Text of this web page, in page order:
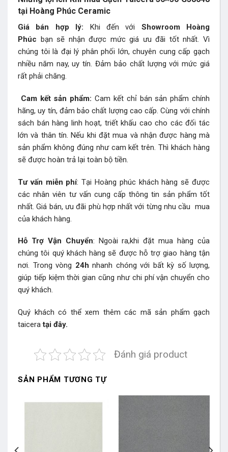
tại Hoàng Phúc Ceramic
Giá bán hợp lý: Khi đến với Showroom Hoàng
Phúc bạn sẽ nhận được mức giá ưu đãi tốt nhất. Vì
chúng tôi là đại lý phân phối lớn, chuyên cung cấp gạch
nhiều năm nay, uy tín. Đảm bảo chất lượng với mức giá
rất phải chăng.
Cam kết sản phẩm: Cam kết chỉ bán sản phẩm chính
hãng, uy tín, đảm bảo chất lượng cao cấp. Cùng với chính
sách bán hàng linh hoạt, triết khấu cao cho các đối tác
lớn và thân tín. Nếu khi đặt mua và nhận được hàng mà
sản phẩm không đúng như cam kết trên. Thì khách hàng
sẽ được hoàn trả lại toàn bộ tiền.
Tư vấn miễn phí: Tại Hoàng phúc khách hàng sẽ được
các nhân viên tư vấn cung cấp thông tin sản phẩm tốt
nhất. Giá bán, ưu đãi phù hợp nhất với từng nhu cầu mua
của khách hàng.
Hỗ Trợ Vận Chuyển: Ngoài ra,khi đặt mua hàng của
chúng tôi quý khách hàng sẽ được hỗ trợ giao hàng tận
nơi. Trong vòng 24h nhanh chóng với bất kỳ số lượng,
giúp tiếp kiệm thời gian cũng như chi phí vận chuyển cho
quý khách.
Quý khách có thể xem thêm các mã sản phẩm gạch
taiceratại đây.
Đánh giá product
SẢN PHẨM TƯƠNG TỰ